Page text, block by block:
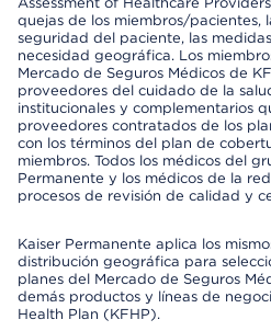
quejas de los miembros/pacientes,
seguridad del paciente, las
necesidad geográfica. Los
Mercado de Seguros Médicos de
proveedores del cuidado de la
institucionales y complementarios
proveedores contratados de los
con los términos del plan de
miembros. Todos los médicos del
Permanente y los médicos de la
procesos de revisión de calidad y
Kaiser Permanente aplica los
distribución geográfica para
planes del Mercado de Seguros
demás productos y líneas de
Health Plan (KFHP).